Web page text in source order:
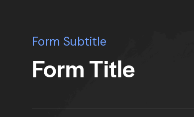
Form Subtitle
Form Title